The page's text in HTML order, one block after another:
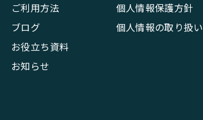
ご利用方法
ブログ
お役立ち資料
お知らせ
個人情報保護方針
個人情報の取り扱い